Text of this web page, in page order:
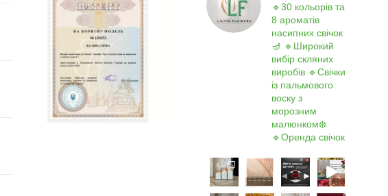
🔹30 кольорів та
8 ароматів
насипних свічок
🪔 🔹Широкий
вибір скляних
виробів🔹Свічки
із пальмового
воску з
морозним
малюнком❄️
🔹Оренда свічок